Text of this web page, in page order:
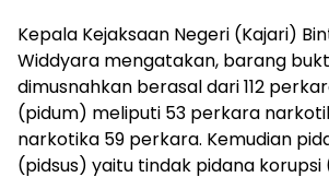
Kepala Kejaksaan Negeri (Kajari)
Widdyara mengatakan, barang
dimusnahkan berasal dari 112
(pidum) meliputi 53 perkara
narkotika 59 perkara. Kemudian
(pidsus) yaitu tindak pidana korupsi